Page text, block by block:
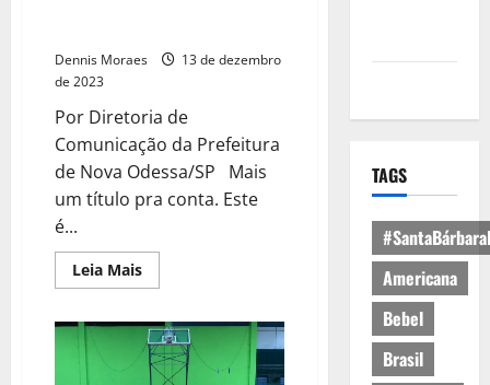
Dennis Moraes
13 de dezembro
de 2023
Por Diretoria de
Comunicação da Prefeitura
de Nova Odessa/SP Mais
um título pra conta. Este
é...
Leia Mais
TAGS
Americana
Bebel
Brasil